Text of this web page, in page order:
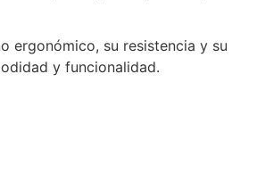
ergonómico, su resistencia y su
y funcionalidad.